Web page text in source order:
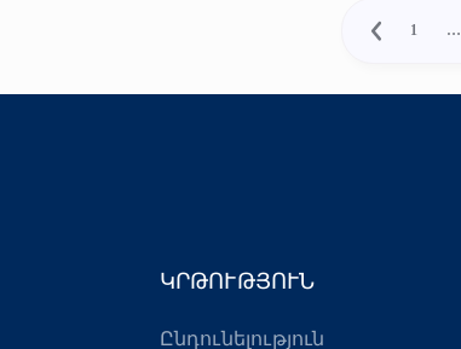
1 …
ԿՐԹՈՒԹՅՈՒՆ
Ընդունելություն